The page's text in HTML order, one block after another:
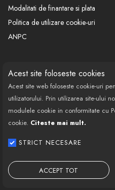
Acest site foloseste cookies
Acest site web foloseste cookie-uri
utilizatorului. Prin utilizarea site-ului
modulele cookie in conformitate cu
cookie. Citeste mai mult.
STRICT NECESARE
ACCEPT TOT
Modalitati de finantare si plata
Politica de utilizare cookie-uri
ANPC
CONTACT
Call Center: 0377 100 941
Program de lucru: Luni-Vineri
08:00 - 18:00
Email: contact@bestautovest.ro
SRL
J02/